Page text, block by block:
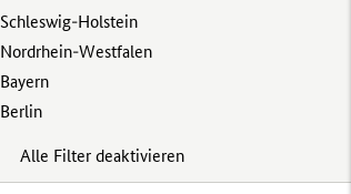
Schleswig-Holstein
Nordrhein-Westfalen
Bayern
Berlin
Alle Filter deaktivieren